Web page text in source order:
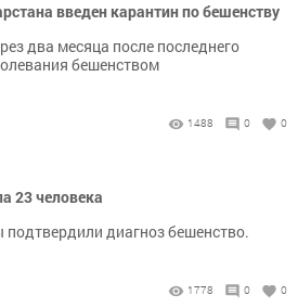
введен карантин по бешенству
два месяца после последнего
бешенством
1488 0 0
23 человека
диагноз бешенство.
1778 0 0